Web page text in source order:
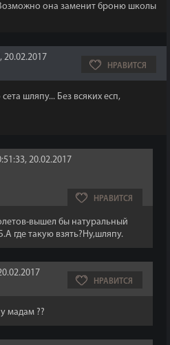
она заменит броню школы
20.02.2017
НРАВИТСЯ
шляпу... Без всяких есп,
20.02.2017
НРАВИТСЯ
вышел бы натуральный
где такую взять?Ну,шляпу.
НРАВИТСЯ
мадам ??